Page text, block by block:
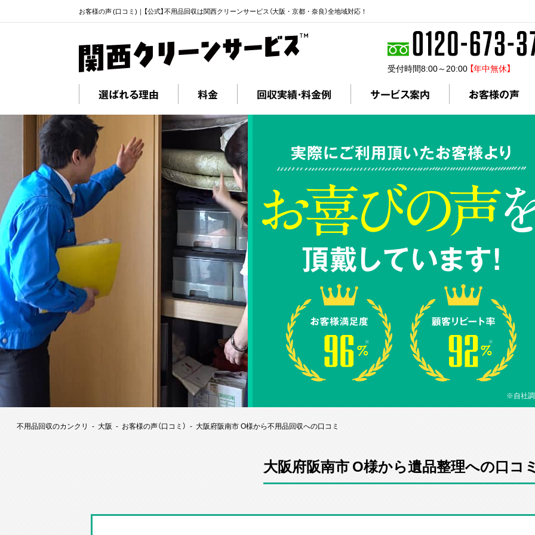
お客様の声 (口コミ)｜【公式】不用品回収は関西クリーンサービス（大阪・京都・奈良）全地域対応！
受付時間8:00～20:00 【年中無休】
選ばれる理由 料金 回収実績・料金例 サービス案内 お客様の声
実際にご利用頂いたお客様より
頂戴しています!
※自社
不用品回収のカンクリ 大阪 お客様の声（口コミ） 大阪府阪南市 O様から不用品回収への口コミ
大阪府阪南市 O様から遺品整理への口コ